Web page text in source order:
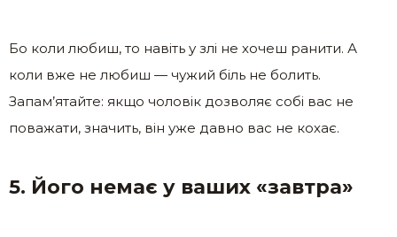
Бо коли любиш, то навіть у злі не хочеш ранити. А
коли вже не любиш — чужий біль не болить.
Запам’ятайте: якщо чоловік дозволяє собі вас не
поважати, значить, він уже давно вас не кохає.
5. Його немає у ваших «завтра»